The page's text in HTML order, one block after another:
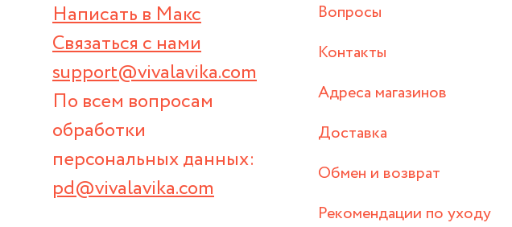
Написать в Макс
Связаться с нами
support@vivalavika.com
По всем вопросам
обработки
персональных данных:
pd@vivalavika.com
Вопросы
Контакты
Адреса магазинов
Доставка
Обмен и возврат
Рекомендации по уходу